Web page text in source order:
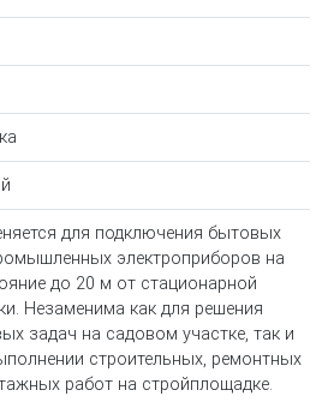
для подключения бытовых
электроприборов на
до 20 м от стационарной
Незаменима как для решения
задач на садовом участке, так и
строительных, ремонтных
работ на стройплощадке.